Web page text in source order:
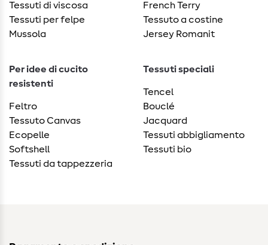
Tessuti di viscosa
Tessuti per felpe
Mussola
French Terry
Tessuto a costine
Jersey Romanit
Per idee di cucito
resistenti
Feltro
Tessuto Canvas
Ecopelle
Softshell
Tessuti da tappezzeria
Tessuti speciali
Tencel
Bouclé
Jacquard
Tessuti abbigliamento
Tessuti bio